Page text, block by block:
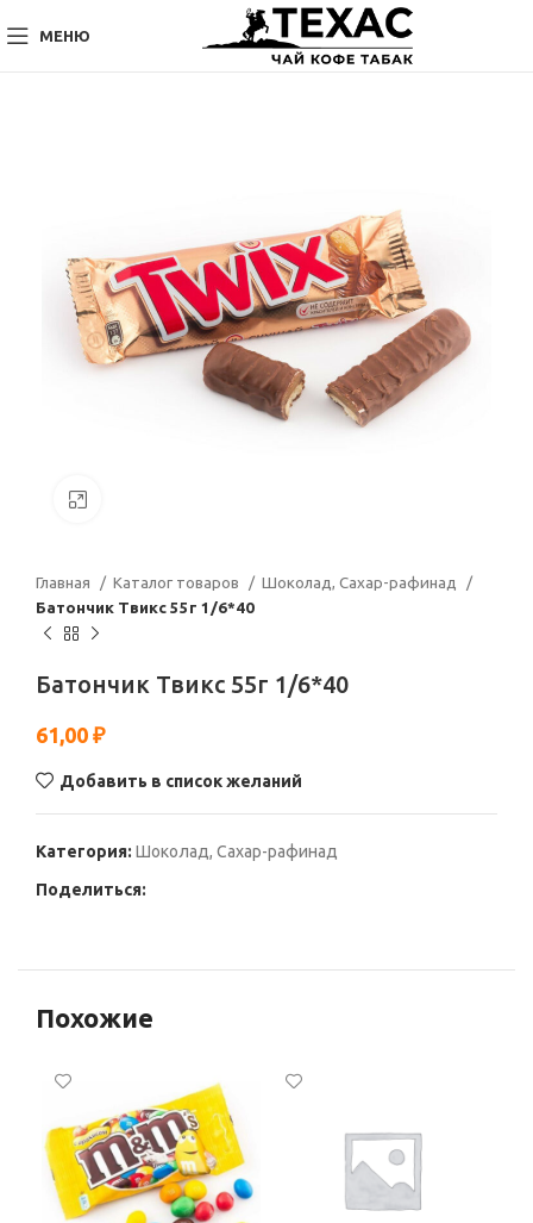
МЕНЮ
Главная Каталог товаров
Шоколад, Сахар-рафинад
Батончик Твикс 55г 1/6*40
Батончик Твикс 55г 1/6*40
61,00 ₽
Добавить в список желаний
Категория: Шоколад, Сахар-рафинад
Поделиться:
Похожие